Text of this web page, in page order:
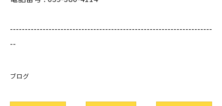
--------------------------------------------------------------------
--
ブログ